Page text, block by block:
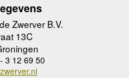
Zwerver B.V.
13C
3 12 69 50